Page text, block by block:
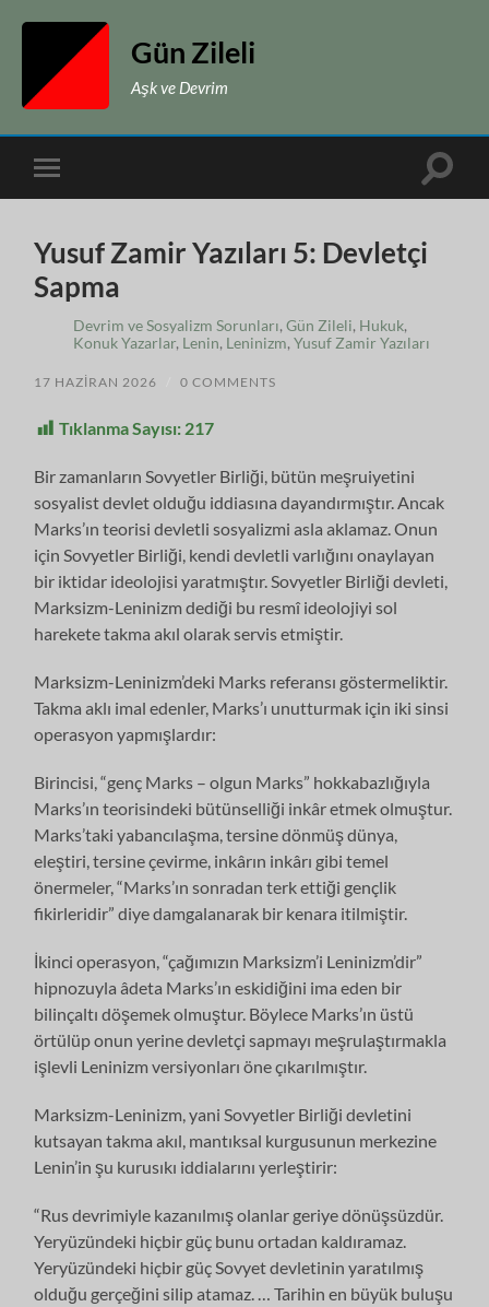
Gün Zileli
Aşk ve Devrim
Toggle
mobile
Toggle
Yusuf Zamir Yazıları 5: Devletçi
Sapma
Devrim ve Sosyalizm Sorunları,Gün Zileli, Hukuk,
Konuk Yazarlar, Lenin, Leninizm,Yusuf Zamir Yazıları
17 HAZIRAN 2026 0 COMMENTS
Tıklanma Sayısı: 217
Bir zamanların Sovyetler Birliği, bütün meşruiyetini
sosyalist devlet olduğu iddiasına dayandırmıştır. Ancak
Marks’ın teorisi devletli sosyalizmi asla aklamaz. Onun
için Sovyetler Birliği, kendi devletli varlığını onaylayan
bir iktidar ideolojisi yaratmıştır. Sovyetler Birliği devleti,
Marksizm-Leninizm dediği bu resmî ideolojiyi sol
harekete takma akıl olarak servis etmiştir.
Marksizm-Leninizm’deki Marks referansı göstermeliktir.
Takma aklı imal edenler, Marks’ı unutturmak için iki sinsi
operasyon yapmışlardır:
Birincisi, “genç Marks – olgun Marks” hokkabazlığıyla
Marks’ın teorisindeki bütünselliği inkâr etmek olmuştur.
Marks’taki yabancılaşma, tersine dönmüş dünya,
eleştiri, tersine çevirme, inkârın inkârı gibi temel
önermeler, “Marks’ın sonradan terk ettiği gençlik
fikirleridir” diye damgalanarak bir kenara itilmiştir.
İkinci operasyon, “çağımızın Marksizm’i Leninizm’dir”
hipnozuyla âdeta Marks’ın eskidiğini ima eden bir
bilinçaltı döşemek olmuştur. Böylece Marks’ın üstü
örtülüp onun yerine devletçi sapmayı meşrulaştırmakla
işlevli Leninizm versiyonları öne çıkarılmıştır.
Marksizm-Leninizm, yani Sovyetler Birliği devletini
kutsayan takma akıl, mantıksal kurgusunun merkezine
Lenin’in şu kurusıkı iddialarını yerleştirir:
“Rus devrimiyle kazanılmış olanlar geriye dönüşsüzdür.
Yeryüzündeki hiçbir güç bunu ortadan kaldıramaz.
Yeryüzündeki hiçbir güç Sovyet devletinin yaratılmış
olduğu gerçeğini silip atamaz. … Tarihin en büyük buluşu